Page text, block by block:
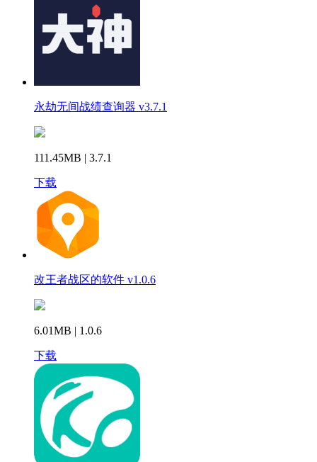
永劫无间战绩查询器 v3.7.1
111.45MB | 3.7.1
下载
改王者战区的软件 v1.0.6
6.01MB | 1.0.6
下载